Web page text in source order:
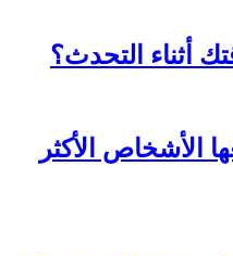
أثناء التحدث؟
الأشخاص الأكثر